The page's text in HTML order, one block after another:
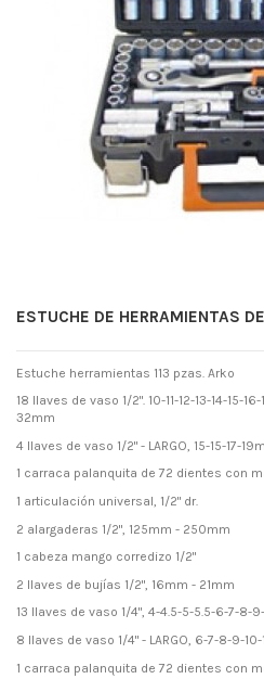
ESTUCHE DE HERRAMIENTAS
Estuche herramientas 113 pzas. Arko
18 llaves de vaso 1/2". 10-11-12-13-14-15-
32mm
4 llaves de vaso 1/2" - LARGO, 15-15-17-19m
1 carraca palanquita de 72 dientes con
1 articulación universal, 1/2" dr.
2 alargaderas 1/2", 125mm - 250mm
1 cabeza mango corredizo 1/2"
2 llaves de bujías 1/2", 16mm - 21mm
13 llaves de vaso 1/4", 4-4.5-5-5.5-6-7-8-9-
8 llaves de vaso 1/4" - LARGO, 6-7-8-9-10-
1 carraca palanquita de 72 dientes con